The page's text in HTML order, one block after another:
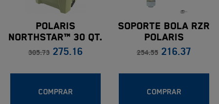
POLARIS
NORTHSTAR™ 30 QT.
COOLER
305.73 275.16
COMPRAR
SOPORTE BOLA RZR
POLARIS
254.55 216.37
COMPRAR